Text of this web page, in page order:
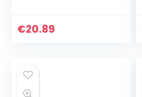
ondergoed luiers
€20.89